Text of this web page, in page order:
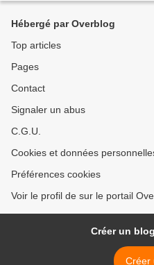
Hébergé par Overblog
Top articles
Pages
Contact
Signaler un abus
C.G.U.
Cookies et données
Préférences cookies
Voir le profil de sur le portail
Créer un
Créer